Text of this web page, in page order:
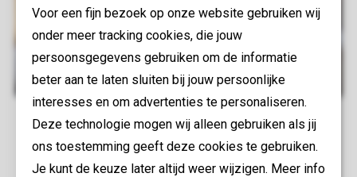
Voor een fijn bezoek op onze website gebruiken wij
onder meer tracking cookies, die jouw
persoonsgegevens gebruiken om de informatie
beter aan te laten sluiten bij jouw persoonlijke
interesses en om advertenties te personaliseren.
Deze technologie mogen wij alleen gebruiken als jij
ons toestemming geeft deze cookies te gebruiken.
Je kunt de keuze later altijd weer wijzigen. Meer info